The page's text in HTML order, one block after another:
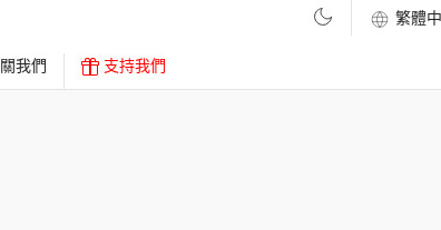
我們 支持我們